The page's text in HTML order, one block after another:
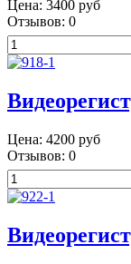
Цена: 3400 руб
Отзывов: 0
Цена: 4200 руб
Отзывов: 0